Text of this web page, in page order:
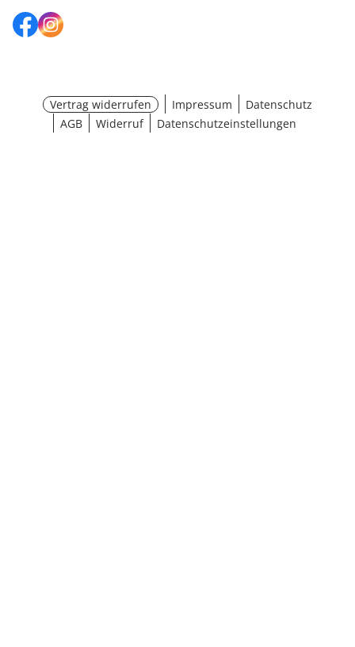
Vertrag widerrufen Impressum
Datenschutz
AGB
Widerruf Datenschutzeinstellungen